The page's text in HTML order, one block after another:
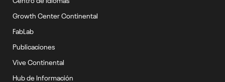
Growth Center Continental
FabLab
Publicaciones
Vive Continental
Hub de Información